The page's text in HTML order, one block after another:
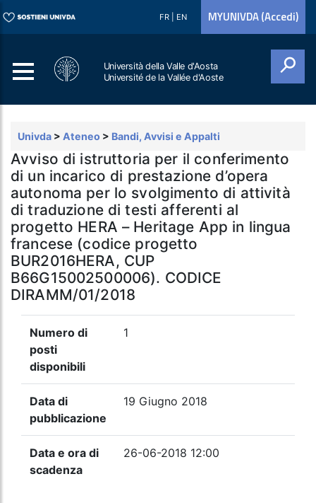
FR EN MYUNIVDA (Accedi)
Università della Valle d'Aosta
Université de la Vallée d'Aoste
Univda > Ateneo > Bandi, Avvisi e Appalti
Avviso di istruttoria per il conferimento
di un incarico di prestazione d’opera
autonoma per lo svolgimento di attività
di traduzione di testi afferenti al
progetto HERA – Heritage App in lingua
francese (codice progetto
BUR2016HERA, CUP
B66G15002500006). CODICE
DIRAMM/01/2018
Numero di
posti
disponibili
1
Data di
pubblicazione
19 Giugno 2018
Data e ora di
scadenza
26-06-2018 12:00